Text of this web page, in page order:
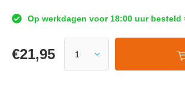
Op werkdagen voor 18:00 uur besteld
€21,95